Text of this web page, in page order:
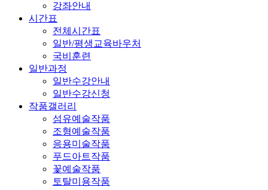
강좌안내
시간표
전체시간표
일반/평생교육바우처
국비훈련
일반과정
일반수강안내
일반수강신청
작품갤러리
섬유예술작품
조형예술작품
응용미술작품
푸드아트작품
꽃예술작품
토탈미용작품